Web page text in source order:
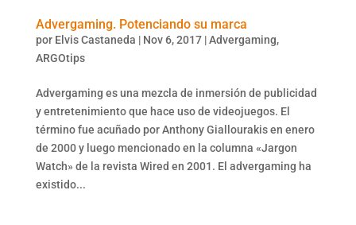
Advergaming. Potenciando su marca
por Elvis Castaneda | Nov 6, 2017|Advergaming,
ARGOtips
Advergaming es una mezcla de inmersión de publicidad
y entretenimiento que hace uso de videojuegos. El
término fue acuñado por Anthony Giallourakis en enero
de 2000 y luego mencionado en la columna «Jargon
Watch» de la revista Wired en 2001. El advergaming ha
existido...